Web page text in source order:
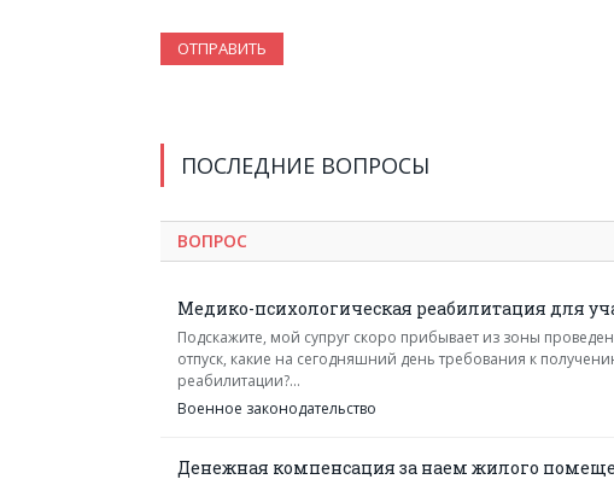
ПОСЛЕДНИЕ ВОПРОСЫ
ВОПРОС
Медико-психологическая реабилитация для
Подскажите, мой супруг скоро прибывает из зоны
отпуск, какие на сегодняшний день требования к
реабилитации?...
Военное законодательство
Денежная компенсация за наем жилого